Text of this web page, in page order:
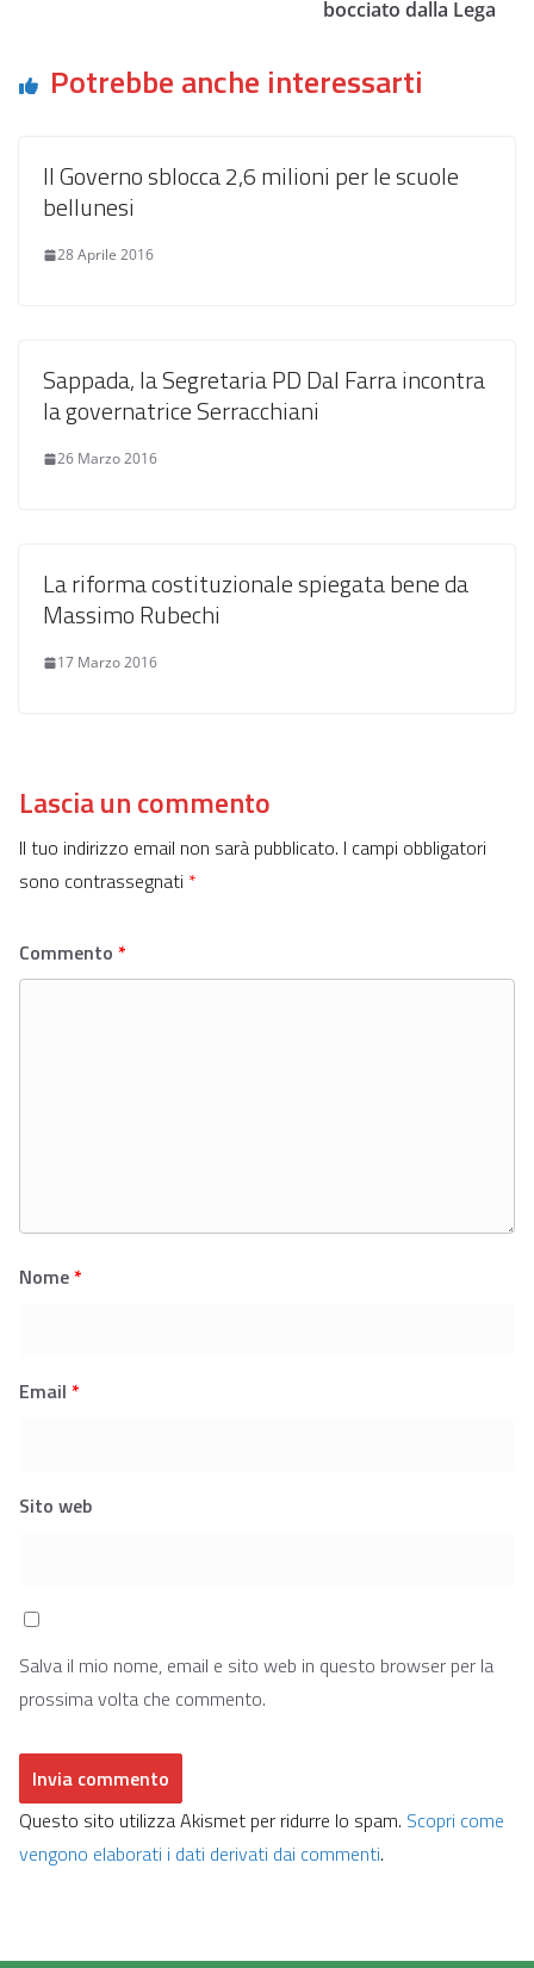
bocciato dalla Lega
Potrebbe anche interessarti
Il Governo sblocca 2,6 milioni per le scuole
bellunesi
28 Aprile 2016
Sappada, la Segretaria PD Dal Farra incontra
la governatrice Serracchiani
26 Marzo 2016
La riforma costituzionale spiegata bene da
Massimo Rubechi
17 Marzo 2016
Lascia un commento
Il tuo indirizzo email non sarà pubblicato. I campi obbligatori
sono contrassegnati *
Commento *
Nome*
Email *
Sito web
Salva il mio nome, email e sito web in questo browser per la
prossima volta che commento.
Questo sito utilizza Akismet per ridurre lo spam. Scopri come
vengono elaborati i dati derivati dai commenti.